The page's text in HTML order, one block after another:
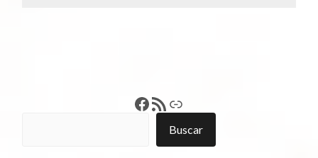
Francisco Pérez
Feed RSSEnlace
Buscar